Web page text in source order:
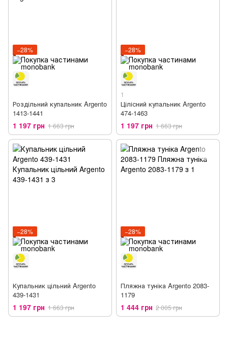
−28%
Роздільний купальник Argento
1413-1441
1 197 грн 1 663 грн
−28%
1
Цілісний купальник Argento
474-1463
1 197 грн 1 663 грн
−28%
Купальник цільний Argento
439-1431
1 197 грн 1 663 грн
−28%
Пляжна туніка Argento 2083-
1179
1 444 грн 2 005 грн